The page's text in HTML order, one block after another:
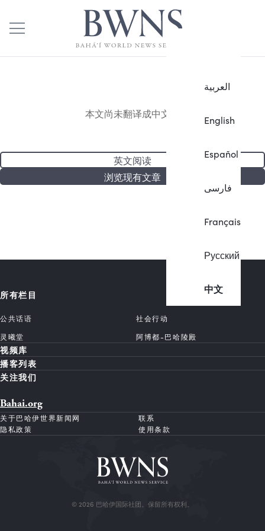
العربية
English
Español
فارسی
Français
Русский
中文
本文尚未翻译成中文。
英文阅读
浏览现有文章
所有栏目
公共话语
社会行动
灵曦堂
阿博都-巴哈陵殿
视频库
播客列表
关注我们
Bahai.org
关于巴哈伊世界新闻网
联系
隐私政策
使用条款
© 2026 巴哈伊国际社团。保留所有权利。